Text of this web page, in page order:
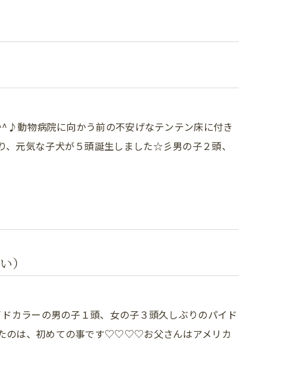
動物病院に向かう前の不安げなテンテン床に付き
元気な子犬が５頭誕生しました☆彡男の子２頭、
）
カラーの男の子１頭、女の子３頭久しぶりのパイド
のは、初めての事です♡♡♡♡お父さんはアメリカ